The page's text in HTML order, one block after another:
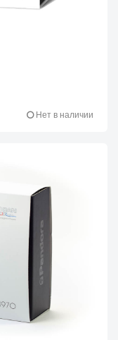
Нет в наличии